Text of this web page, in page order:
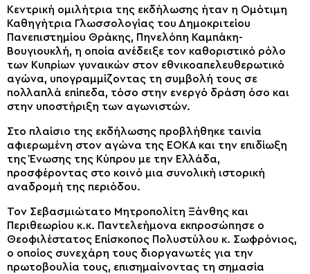
Κεντρική ομιλήτρια της εκδήλωσης ήταν η Ομότιμη
Καθηγήτρια Γλωσσολογίας του Δημοκριτείου
Πανεπιστημίου Θράκης, Πηνελόπη Καμπάκη-
Βουγιουκλή, η οποία ανέδειξε τον καθοριστικό ρόλο
των Κυπρίων γυναικών στον εθνικοαπελευθερωτικό
αγώνα, υπογραμμίζοντας τη συμβολή τους σε
πολλαπλά επίπεδα, τόσο στην ενεργό δράση όσο και
στην υποστήριξη των αγωνιστών.
Στο πλαίσιο της εκδήλωσης προβλήθηκε ταινία
αφιερωμένη στον αγώνα της ΕΟΚΑ και την επιδίωξη
της Ένωσης της Κύπρου με την Ελλάδα,
προσφέροντας στο κοινό μια συνολική ιστορική
αναδρομή της περιόδου.
Τον Σεβασμιώτατο Μητροπολίτη Ξάνθης και
Περιθεωρίου κ.κ. Παντελεήμονα εκπροσώπησε ο
Θεοφιλέστατος Επίσκοπος Πολυστύλου κ. Σωφρόνιος,
ο οποίος συνεχάρη τους διοργανωτές για την
πρωτοβουλία τους, επισημαίνοντας τη σημασία